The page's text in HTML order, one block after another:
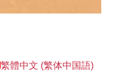
繁體中文 (繁体中国語)